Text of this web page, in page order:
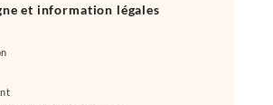
et information légales